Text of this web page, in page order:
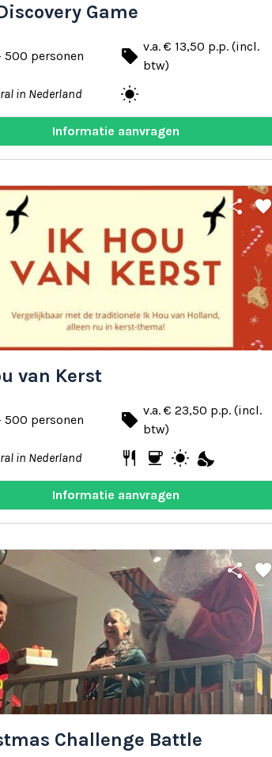
Game
500 personen local_offer v.a. € 13,50 p.p. (incl.
btw)
in Nederland wb_sunny
Informatie aanvragen
share favorite
van Kerst
500 personen local_offer v.a. € 23,50 p.p. (incl.
btw)
in Nederland restaurant coffee wb_sunny nights_stay
Informatie aanvragen
share favorite
Challenge Battle